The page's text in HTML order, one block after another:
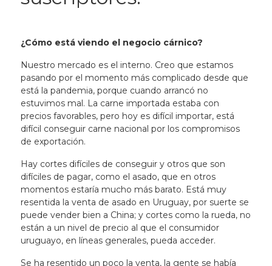
¿Cómo está viendo el negocio cárnico?
Nuestro mercado es el interno. Creo que estamos
pasando por el momento más complicado desde que
está la pandemia, porque cuando arrancó no
estuvimos mal. La carne importada estaba con
precios favorables, pero hoy es difícil importar, está
difícil conseguir carne nacional por los compromisos
de exportación.
Hay cortes difíciles de conseguir y otros que son
difíciles de pagar, como el asado, que en otros
momentos estaría mucho más barato. Está muy
resentida la venta de asado en Uruguay, por suerte se
puede vender bien a China; y cortes como la rueda, no
están a un nivel de precio al que el consumidor
uruguayo, en líneas generales, pueda acceder.
Se ha resentido un poco la venta, la gente se había